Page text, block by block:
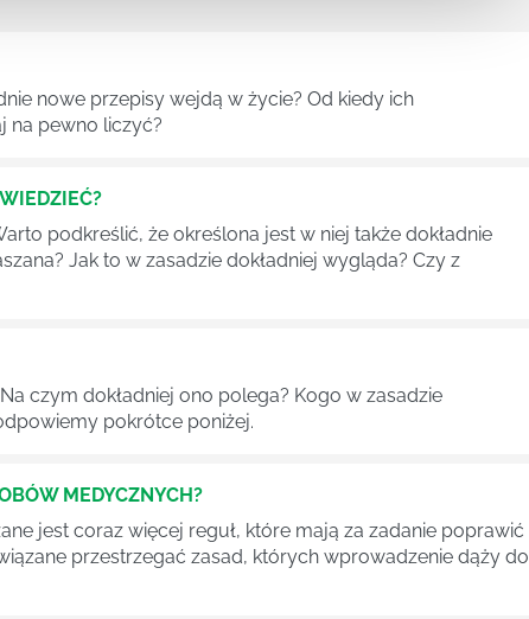
nowe przepisy wejdą w życie? Od kiedy ich
na pewno liczyć?
podkreślić, że określona jest w niej także dokładnie
Jak to w zasadzie dokładniej wygląda? Czy z
czym dokładniej ono polega? Kogo w zasadzie
pokrótce poniżej.
MEDYCZNYCH?
jest coraz więcej reguł, które mają za zadanie poprawić
przestrzegać zasad, których wprowadzenie dąży do